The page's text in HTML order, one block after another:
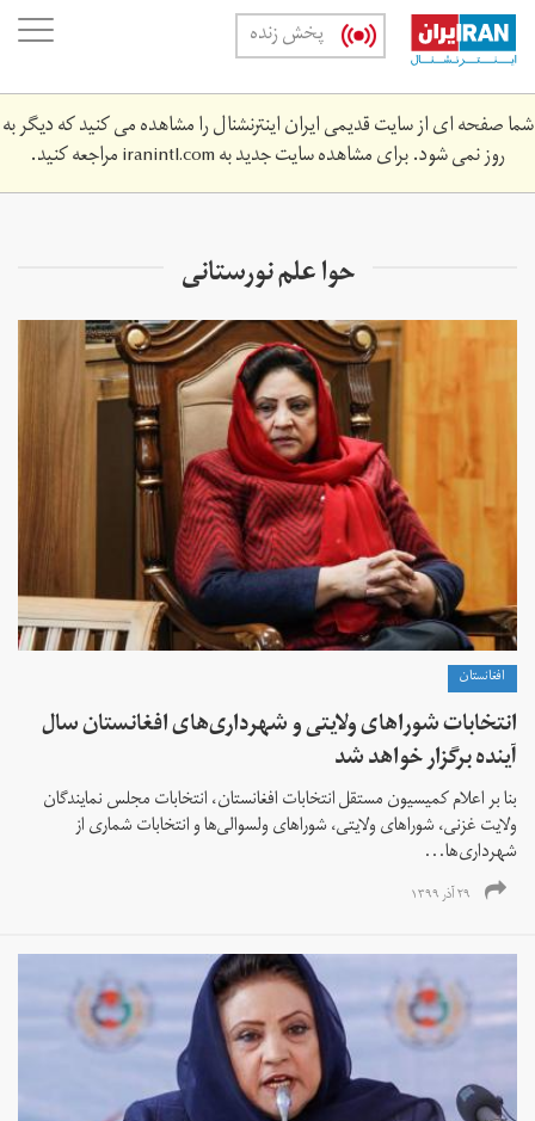
Skip
main
content
پخش زنده
شما صفحه ای از سایت قدیمی ایران اینترنشنال را مشاهده می کنید که دیگر به
روز نمی شود. برای مشاهده سایت جدید بهiranintl.comمراجعه کنید.
حوا علم نورستانی
افغانستان
انتخابات شوراهای ولایتی و شهرداری‌های افغانستان سال
آینده برگزار خواهد شد
بنا بر اعلام کمیسیون مستقل انتخابات افغانستان، انتخابات مجلس نمایندگان
ولایت غزنی، شوراهای ولایتی، شوراهای ولسوالی‌ها و انتخابات شماری از
شهرداری‌ها...
۲۹ آذر ۱۳۹۹